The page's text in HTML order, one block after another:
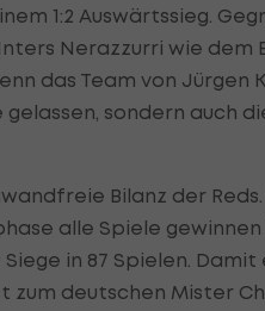
1:2 Auswärtssieg.
Nerazzurri wie dem
das Team von
sondern auch
Bilanz der
alle Spiele
in 87 Spielen.
zum deutschen Mister